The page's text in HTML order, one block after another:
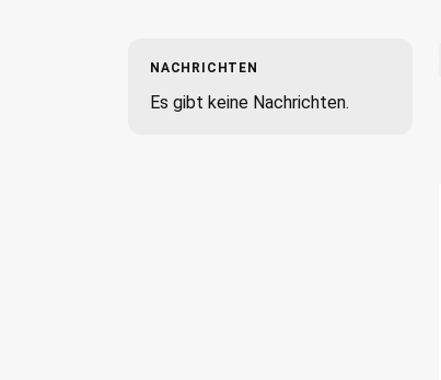
NACHRICHTEN
Es gibt keine Nachrichten.